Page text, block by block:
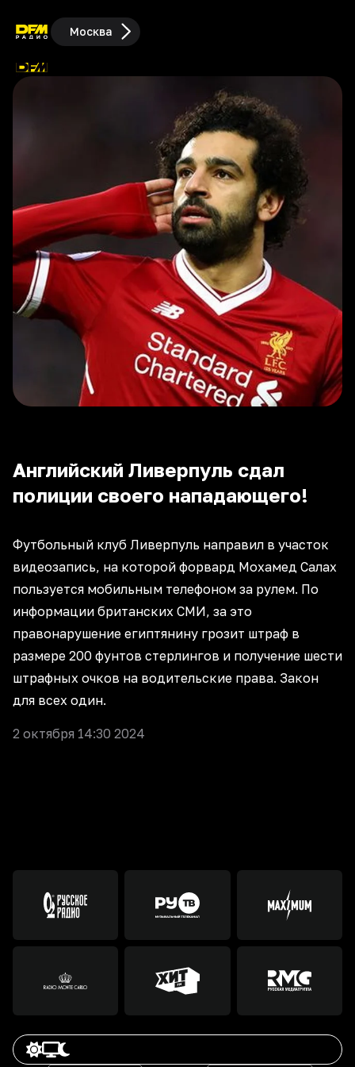
Москва
Английский Ливерпуль сдал
полиции своего нападающего!
Футбольный клуб Ливерпуль направил в участок
видеозапись, на которой форвард Мохамед Салах
пользуется мобильным телефоном за рулем. По
информации британских СМИ, за это
правонарушение египтянину грозит штраф в
размере 200 фунтов стерлингов и получение шести
штрафных очков на водительские права. Закон
для всех один.
2 октября 14:30 2024